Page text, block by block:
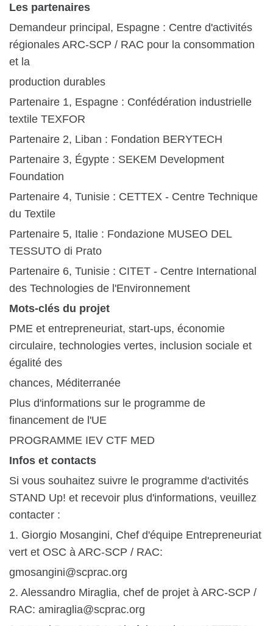
Les partenaires
Demandeur principal, Espagne : Centre d'activités
régionales ARC-SCP / RAC pour la consommation
et la
production durables
Partenaire 1, Espagne : Confédération industrielle
textile TEXFOR
Partenaire 2, Liban : Fondation BERYTECH
Partenaire 3, Égypte : SEKEM Development
Foundation
Partenaire 4, Tunisie : CETTEX - Centre Technique
du Textile
Partenaire 5, Italie : Fondazione MUSEO DEL
TESSUTO di Prato
Partenaire 6, Tunisie : CITET - Centre International
des Technologies de l'Environnement
Mots-clés du projet
PME et entrepreneuriat, start-ups, économie
circulaire, technologies vertes, inclusion sociale et
égalité des
chances, Méditerranée
Plus d'informations sur le programme de
financement de l'UE
PROGRAMME IEV CTF MED
Infos et contacts
Si vous souhaitez suivre le programme d'activités
STAND Up! et recevoir plus d'informations, veuillez
contacter :
1. Giorgio Mosangini, Chef d'équipe Entrepreneuriat
vert et OSC à ARC-SCP / RAC:
gmosangini@scprac.org
2. Alessandro Miraglia, chef de projet à ARC-SCP /
RAC: amiraglia@scprac.org